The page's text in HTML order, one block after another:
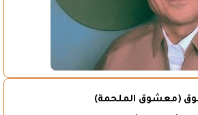
(معشوق الملحمة)